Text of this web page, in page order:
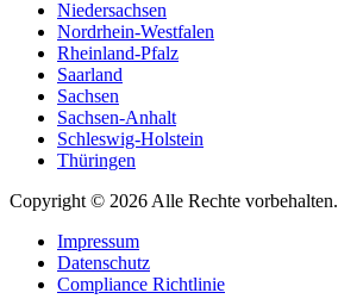
Niedersachsen
Nordrhein-Westfalen
Rheinland-Pfalz
Saarland
Sachsen
Sachsen-Anhalt
Schleswig-Holstein
Thüringen
Copyright © 2026 Alle Rechte vorbehalten.
Impressum
Datenschutz
Compliance Richtlinie